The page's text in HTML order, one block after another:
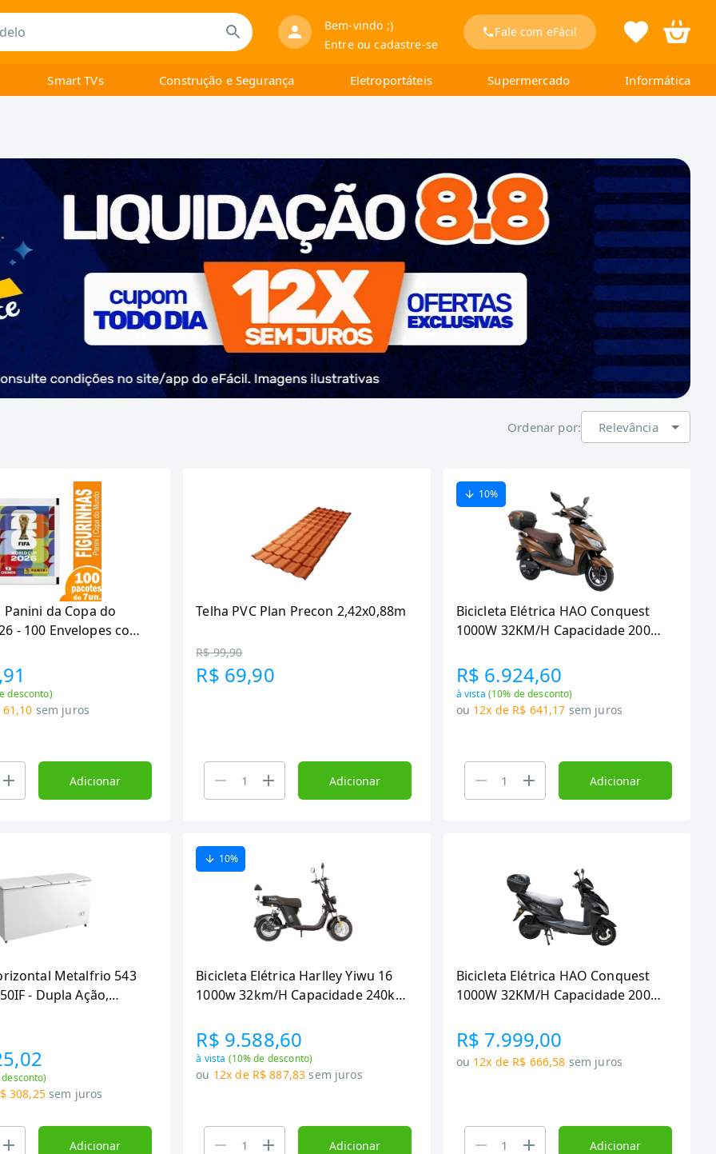
Bem-vindo ;)
Entre ou cadastre-se
Fale com eFácil
Smart TVs Construção e Segurança Eletroportáteis Supermercado Informática
Ordenar por: Relevância
da Copa do
- 100 Envelopes com
desconto)
sem juros
Adicionar
Telha PVC Plan Precon 2,42x0,88m
R$ 99,90
R$ 69,90
Adicionar
10%
Bicicleta Elétrica HAO Conquest
1000W 32KM/H Capacidade 200Kg
R$ 6.924,60
à vista (10% de desconto)
ou 12x de R$ 641,17 sem juros
Adicionar
Metalfrio 543
- Dupla Ação,
desconto)
308,25 sem juros
Adicionar
10%
Bicicleta Elétrica Harlley Yiwu 16
1000w 32km/H Capacidade 240kg
R$ 9.588,60
à vista (10% de desconto)
ou 12x de R$ 887,83 sem juros
Adicionar
Bicicleta Elétrica HAO Conquest
1000W 32KM/H Capacidade 200
R$ 7.999,00
ou 12x de R$ 666,58 sem juros
Adicionar